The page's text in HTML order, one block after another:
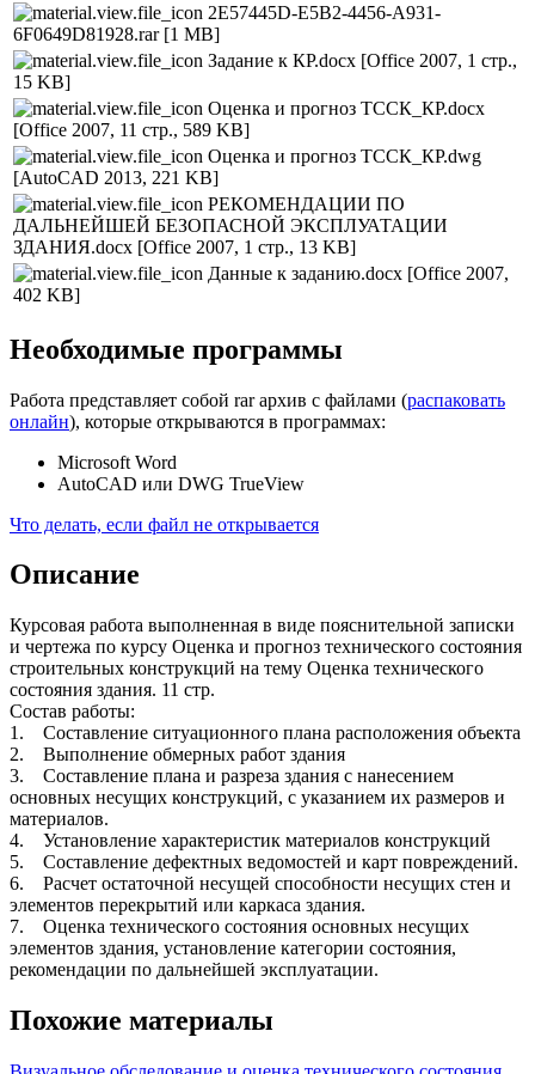
2E57445D-E5B2-4456-A931-
6F0649D81928.rar [1 MB]
Задание к КР.docx [Office 2007, 1 стр.,
15 KB]
Оценка и прогноз ТССК_КР.docx
[Office 2007, 11 стр., 589 KB]
Оценка и прогноз ТССК_КР.dwg
[AutoCAD 2013, 221 KB]
РЕКОМЕНДАЦИИ ПО
ДАЛЬНЕЙШЕЙ БЕЗОПАСНОЙ ЭКСПЛУАТАЦИИ
ЗДАНИЯ.docx [Office 2007, 1 стр., 13 KB]
Данные к заданию.docx [Office 2007,
402 KB]
Необходимые программы
Работа представляет собой rar архив с файлами (распаковать
онлайн), которые открываются в программах:
Microsoft Word
AutoCAD или DWG TrueView
Что делать, если файл не открывается
Описание
Курсовая работа выполненная в виде пояснительной записки
и чертежа по курсу Оценка и прогноз технического состояния
строительных конструкций на тему Оценка технического
состояния здания. 11 стр.
Состав работы:
1. Составление ситуационного плана расположения объекта
2. Выполнение обмерных работ здания
3. Составление плана и разреза здания с нанесением
основных несущих конструкций, с указанием их размеров и
материалов.
4. Установление характеристик материалов конструкций
5. Составление дефектных ведомостей и карт повреждений.
6. Расчет остаточной несущей способности несущих стен и
элементов перекрытий или каркаса здания.
7. Оценка технического состояния основных несущих
элементов здания, установление категории состояния,
рекомендации по дальнейшей эксплуатации.
Похожие материалы